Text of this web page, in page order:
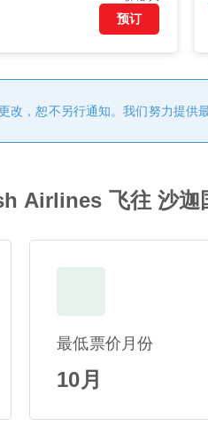
预订
，恕不另行通知。我们努力提供
Airlines 飞往 沙迦
最低票价月份
10月